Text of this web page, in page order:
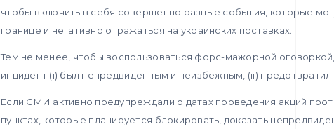
чтобы включить в себя совершенно разные события, которые
границе и негативно отражаться на украинских поставках.
Тем не менее, чтобы воспользоваться форс-мажорной
инцидент (i) был непредвиденным и неизбежным, (ii) предотвратил
Если СМИ активно предупреждали о датах проведения акций
пунктах, которые планируется блокировать, доказать